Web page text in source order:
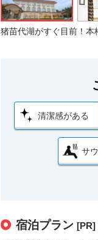
猪苗代湖がすぐ目前！本
清潔感がある
サ
宿泊プラン [PR]